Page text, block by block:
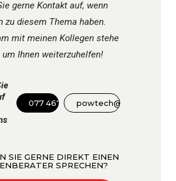
gerne Kontakt auf, wenn
zu diesem Thema haben.
mit meinen Kollegen stehe
Ihnen weiterzuhelfen!
077 467 3555powtech@dinnissen.nl
SIE GERNE DIREKT EINEN
SPRECHEN?